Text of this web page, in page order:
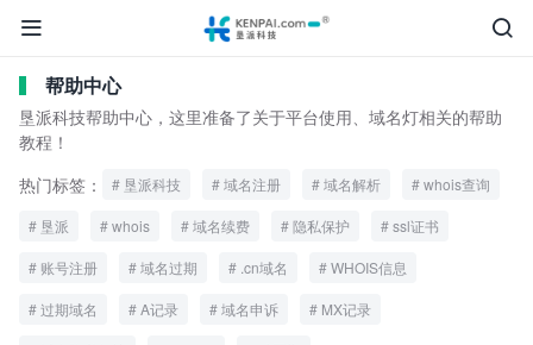


帮助中心
垦派科技帮助中心，这里准备了关于平台使用、域名灯相关的帮助
教程！
热门标签：
垦派科技 域名注册 域名解析 whois查询
垦派 whois 域名续费 隐私保护 ssl证书
账号注册 域名过期 .cn域名 WHOIS信息
过期域名 A记录 域名申诉 MX记录